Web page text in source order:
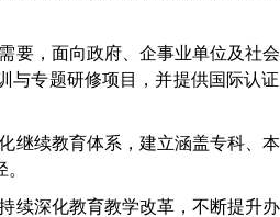
要，面向政府、企事业单位及社
专题研修项目，并提供国际认
续教育体系，建立涵盖专科、
续深化教育教学改革，不断提升